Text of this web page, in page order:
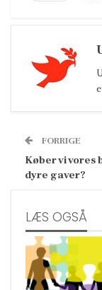
FORRIGE
Køber vi vores
dyre gaver?
LÆS OGSÅ